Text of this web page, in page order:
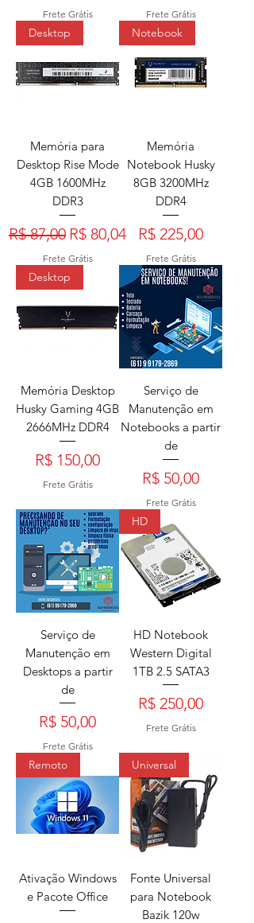
Frete Grátis Frete Grátis
Desktop
Memória para
Desktop Rise Mode
4GB 1600MHz
DDR3
Preço normal
R$ 87,00 Preço promocional
R$ 80,04
Frete Grátis
Notebook
Memória
Notebook Husky
8GB 3200MHz
DDR4
Preço
R$ 225,00
Frete Grátis
Desktop
Memória Desktop
Husky Gaming 4GB
2666MHz DDR4
Preço
R$ 150,00
Frete Grátis
Serviço de
Manutenção em
Notebooks a partir
de
Preço
R$ 50,00
Frete Grátis
Serviço de
Manutenção em
Desktops a partir
de
Preço
R$ 50,00
Frete Grátis
HD
HD Notebook
Western Digital
1TB 2.5 SATA3
Preço
R$ 250,00
Frete Grátis
Remoto
Ativação Windows
e Pacote Office
Universal
Fonte Universal
para Notebook
Bazik 120w